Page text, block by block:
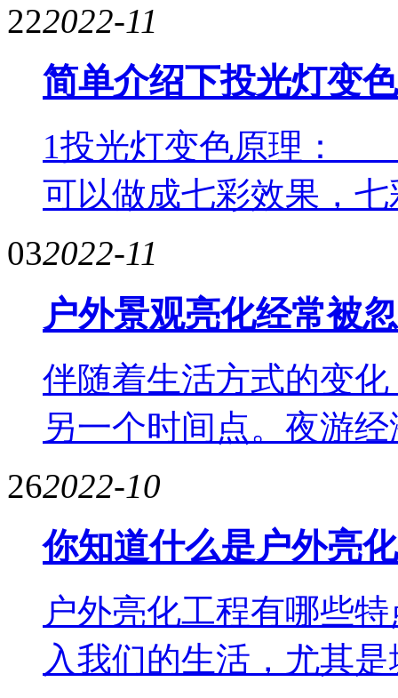
222022-11
简单介绍下投光灯变
1投光灯变色原理：
可以做成七彩效果，
032022-11
户外景观亮化经常被
伴随着生活方式的变
另一个时间点。夜游
262022-10
你知道什么是户外亮
户外亮化工程有哪些
入我们的生活，尤其